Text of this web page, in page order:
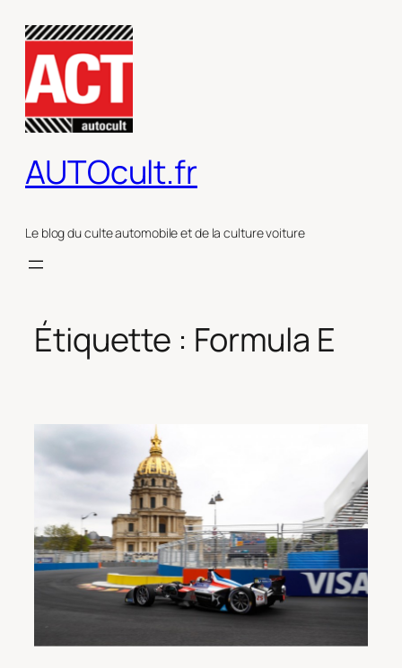
contenu
AUTOcult.fr
Le blog du culte automobile et de la culture voiture
Étiquette : Formula E